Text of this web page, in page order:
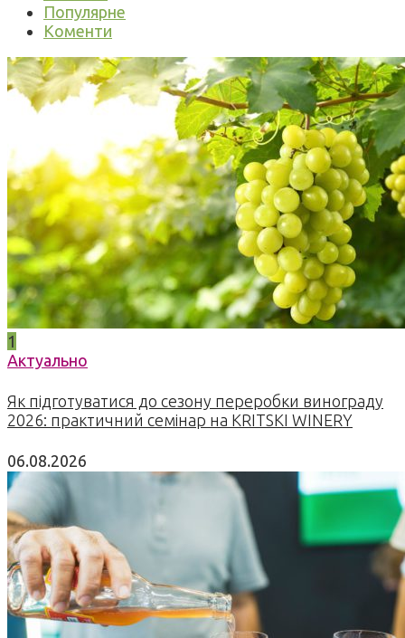
Популярне
Коменти
1
Актуально
Як підготуватися до сезону переробки винограду
2026: практичний семінар на KRITSKI WINERY
06.08.2026